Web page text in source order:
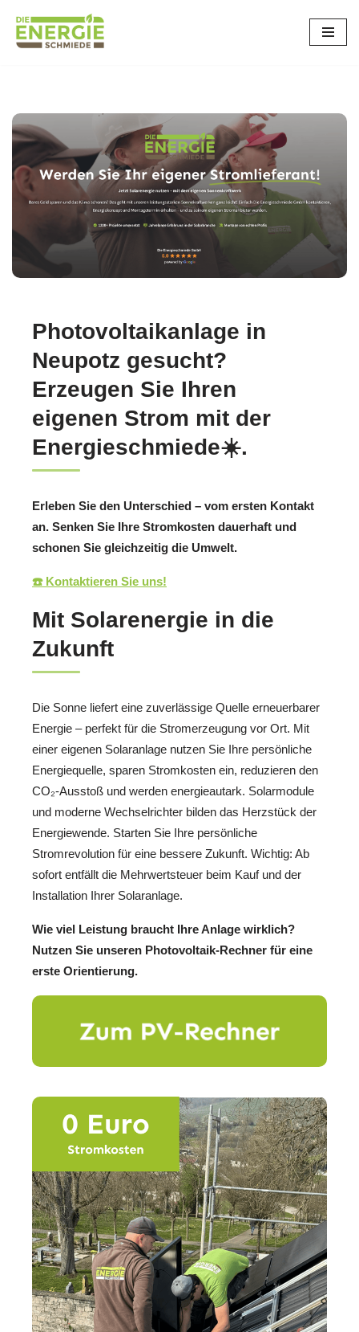
Zum
Photovoltaikanlage in
Neupotz gesucht?
Erzeugen Sie Ihren
eigenen Strom mit der
Energieschmiede☀️.
Erleben Sie den Unterschied – vom ersten Kontakt
an. Senken Sie Ihre Stromkosten dauerhaft und
schonen Sie gleichzeitig die Umwelt.
☎️ Kontaktieren Sie uns!
Mit Solarenergie in die
Zukunft
Die Sonne liefert eine zuverlässige Quelle erneuerbarer
Energie – perfekt für die Stromerzeugung vor Ort. Mit
einer eigenen Solaranlage nutzen Sie Ihre persönliche
Energiequelle, sparen Stromkosten ein, reduzieren den
CO₂-Ausstoß und werden energieautark. Solarmodule
und moderne Wechselrichter bilden das Herzstück der
Energiewende. Starten Sie Ihre persönliche
Stromrevolution für eine bessere Zukunft. Wichtig: Ab
sofort entfällt die Mehrwertsteuer beim Kauf und der
Installation Ihrer Solaranlage.
Wie viel Leistung braucht Ihre Anlage wirklich?
Nutzen Sie unseren Photovoltaik-Rechner für eine
erste Orientierung.